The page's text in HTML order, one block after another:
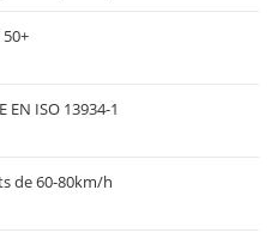
EN ISO 13934-1
de 60-80km/h